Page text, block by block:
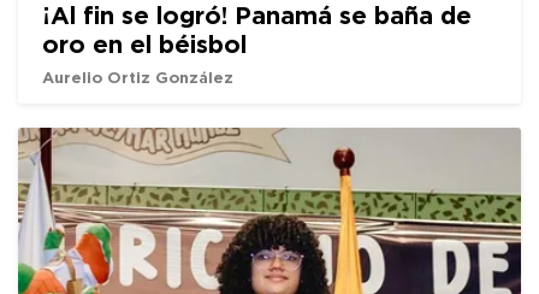
¡Al fin se logró! Panamá se baña de
oro en el béisbol
Aurelio Ortiz González